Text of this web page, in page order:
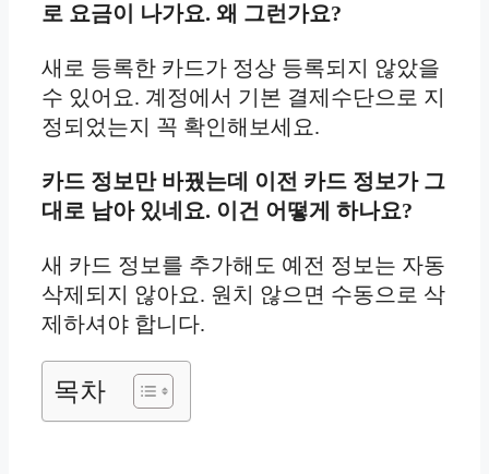
로 요금이 나가요. 왜 그런가요?
새로 등록한 카드가 정상 등록되지 않았을
수 있어요. 계정에서 기본 결제수단으로 지
정되었는지 꼭 확인해보세요.
카드 정보만 바꿨는데 이전 카드 정보가 그
대로 남아 있네요. 이건 어떻게 하나요?
새 카드 정보를 추가해도 예전 정보는 자동
삭제되지 않아요. 원치 않으면 수동으로 삭
제하셔야 합니다.
목차